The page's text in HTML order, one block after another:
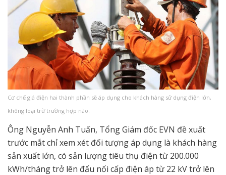
Cơ chế giá điện hai thành phần sẽ áp dụng cho khách hàng sử dụng điện lớn,
không loại trừ trường hợp nào.
Ông Nguyễn Anh Tuấn, Tổng Giám đốc EVN đề xuất
trước mắt chỉ xem xét đối tượng áp dụng là khách hàng
sản xuất lớn, có sản lượng tiêu thụ điện từ 200.000
kWh/tháng trở lên đấu nối cấp điện áp từ 22 kV trở lên